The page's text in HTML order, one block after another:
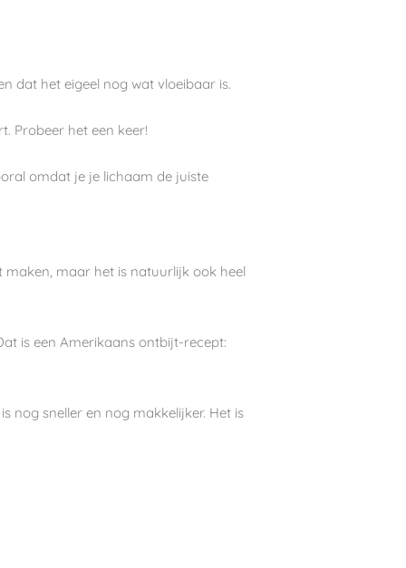
dat het eigeel nog wat vloeibaar is.
Probeer het een keer!
omdat je je lichaam de juiste
maken, maar het is natuurlijk ook heel
is een Amerikaans ontbijt-recept:
nog sneller en nog makkelijker. Het is